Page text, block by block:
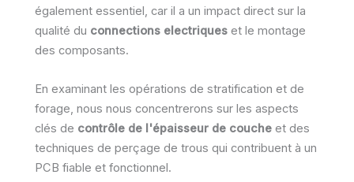
également essentiel, car il a un impact direct sur la
qualité du connections electriques et le montage
des composants.
En examinant les opérations de stratification et de
forage, nous nous concentrerons sur les aspects
clés de contrôle de l'épaisseur de couche et des
techniques de perçage de trous qui contribuent à un
PCB fiable et fonctionnel.